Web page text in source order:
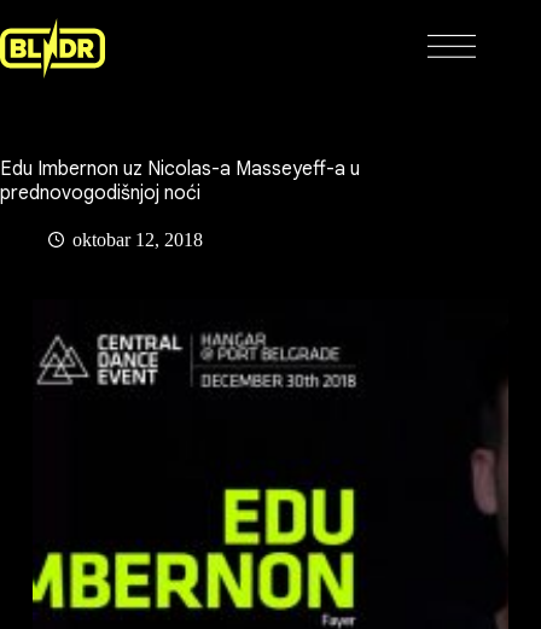
to
content
Edu Imbernon uz Nicolas-a Masseyeff-a u
prednovogodišnjoj noći
oktobar 12, 2018